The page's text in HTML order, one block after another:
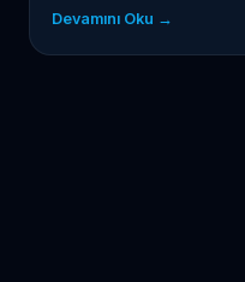
Devamını Oku →